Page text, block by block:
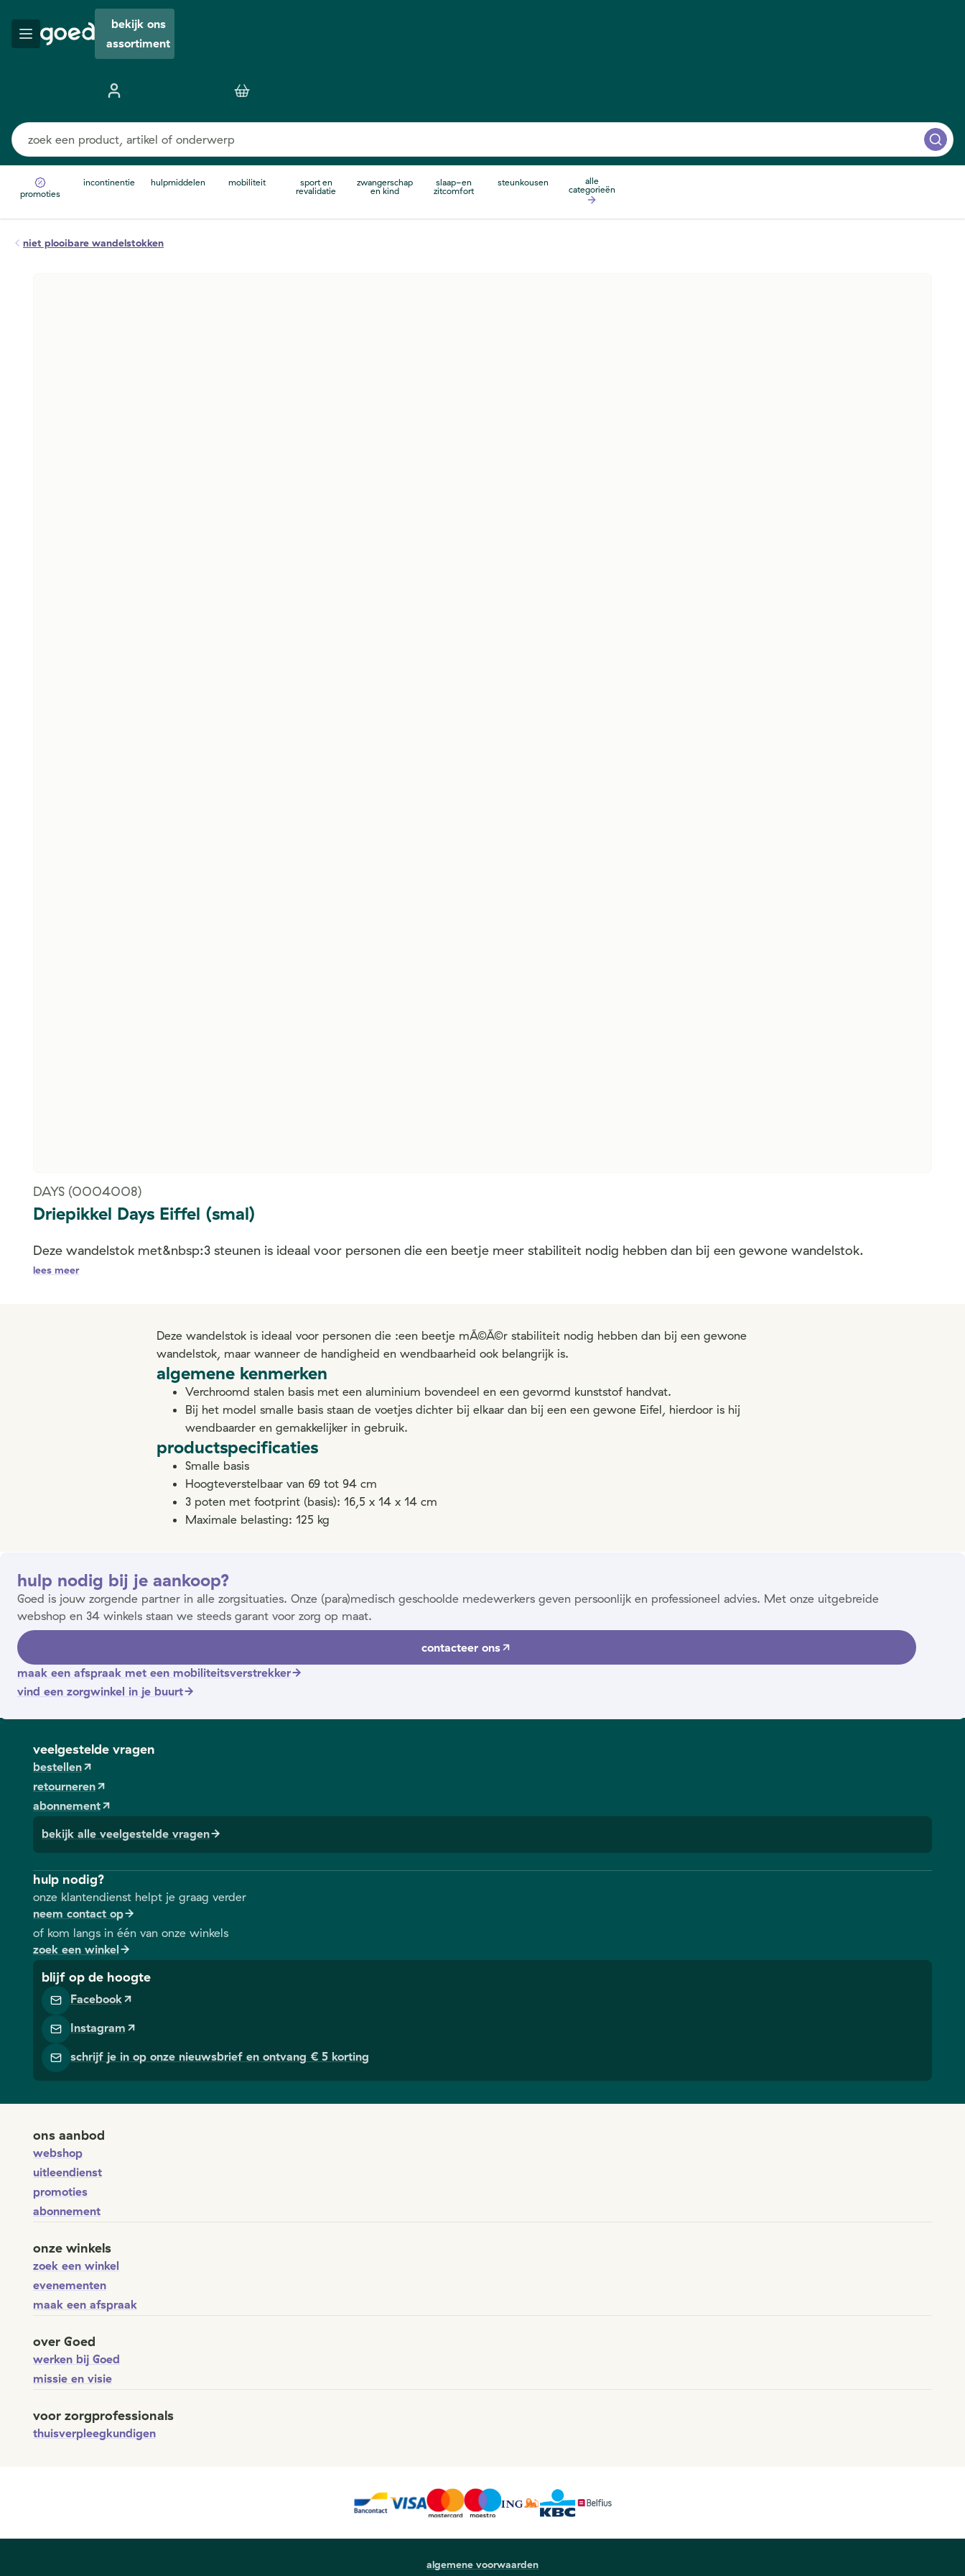
bekijk ons
assortiment
promoties
incontinentie hulpmiddelen mobiliteit
sport en
revalidatie
zwangerschap
en kind
slaap-en
zitcomfort
steunkousen
alle
categorieën
niet plooibare wandelstokken
DAYS (0004008)
Driepikkel Days Eiffel (smal)
Deze wandelstok met&nbsp:3 steunen is ideaal voor personen die een beetje meer stabiliteit nodig hebben dan bij een gewone wandelstok.
lees meer
Deze wandelstok is ideaal voor personen die :een beetje mÃ©Ã©r stabiliteit nodig hebben dan bij een gewone
wandelstok, maar wanneer de handigheid en wendbaarheid ook belangrijk is.
algemene kenmerken
Verchroomd stalen basis met een aluminium bovendeel en een gevormd kunststof handvat.
Bij het model smalle basis staan de voetjes dichter bij elkaar dan bij een een gewone Eifel, hierdoor is hij
wendbaarder en gemakkelijker in gebruik.
productspecificaties
Smalle basis
Hoogteverstelbaar van 69 tot 94 cm
3 poten met footprint (basis): 16,5 x 14 x 14 cm
Maximale belasting: 125 kg
hulp nodig bij je aankoop?
Goed is jouw zorgende partner in alle zorgsituaties. Onze (para)medisch geschoolde medewerkers geven persoonlijk en professioneel advies. Met onze uitgebreide
webshop en 34 winkels staan we steeds garant voor zorg op maat.
contacteer ons
maak een afspraak met een mobiliteitsverstrekker
vind een zorgwinkel in je buurt
veelgestelde vragen
bestellen
retourneren
abonnement
bekijk alle veelgestelde vragen
hulp nodig?
onze klantendienst helpt je graag verder
neem contact op
of kom langs in één van onze winkels
zoek een winkel
blijf op de hoogte
Facebook
Instagram
schrijf je in op onze nieuwsbrief en ontvang € 5 korting
ons aanbod
webshop
uitleendienst
promoties
abonnement
onze winkels
zoek een winkel
evenementen
maak een afspraak
over Goed
werken bij Goed
missie en visie
voor zorgprofessionals
thuisverpleegkundigen
algemene voorwaarden